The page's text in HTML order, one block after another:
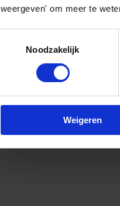
weergeven' om meer te
Noodzakelijk
Weigeren